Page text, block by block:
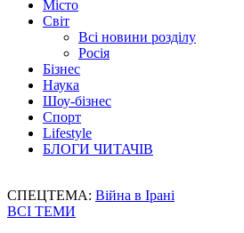
Місто
Світ
Всі новини розділу
Росія
Бізнес
Наука
Шоу-бізнес
Спорт
Lifestyle
БЛОГИ ЧИТАЧІВ
СПЕЦТЕМА: Війна в Ірані
ВСІ ТЕМИ